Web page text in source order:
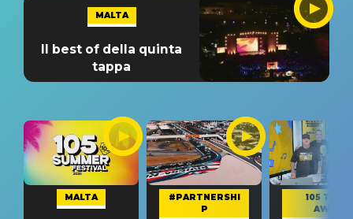
MALTA
Il best of della quinta
tappa
MALTA
#PARTNERSHI
P
105 TAKE
AWAY